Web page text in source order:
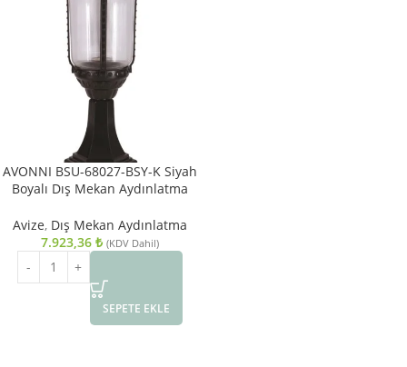
AVONNI BSU-68027-BSY-K Siyah
Boyalı Dış Mekan Aydınlatma
28cm
Avize, Dış Mekan Aydınlatma
7.923,36 ₺ (KDV Dahil)
SEPETE EKLE